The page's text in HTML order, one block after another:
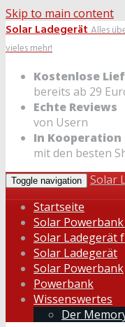
Skip to main content
Solar LadegerätAlles
vieles mehr!
Kostenlose
bereits ab 29
Echte Reviews
von Usern
In Kooperation
mit den besten
Toggle navigation
Solar
Startseite
Solar
Solar Ladegerät
Solar Ladegerät
Solar Powerbank
Powerbank
Wissenswertes
Der